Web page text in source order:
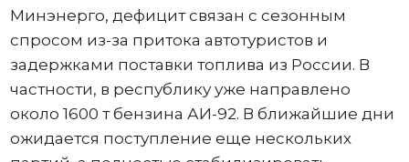
Минэнерго, дефицит связан с сезонным
спросом из-за притока автотуристов и
задержками поставки топлива из России. В
частности, в республику уже направлено
около 1600 т бензина АИ-92. В ближайшие дни
ожидается поступление еще нескольких